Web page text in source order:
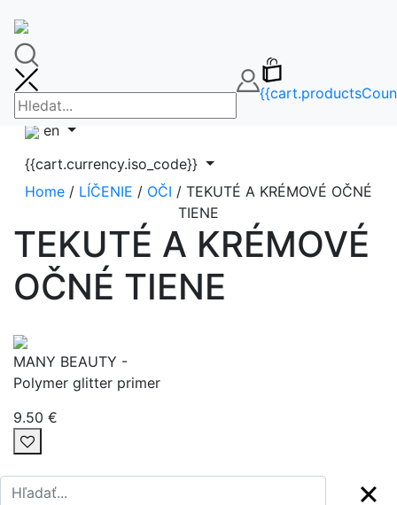
FAQ
info@makeupbag.sk
Kontakt
Instagram
en
{{cart.currency.iso_code}}
Home / LÍČENIE / OČI / TEKUTÉ A KRÉMOVÉ OČNÉ
TIENE
TEKUTÉ A KRÉMOVÉ
OČNÉ TIENE
MANY BEAUTY -
Polymer glitter primer
9.50 €